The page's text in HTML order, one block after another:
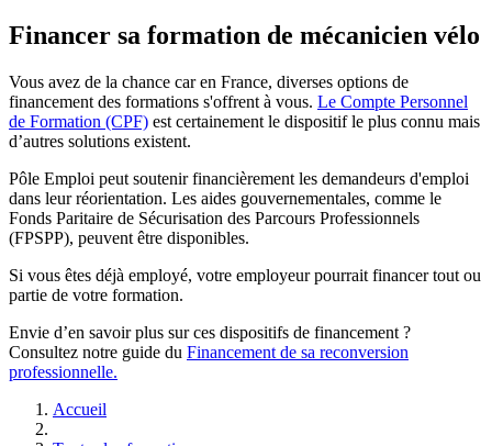
Financer sa formation de mécanicien vélo
Vous avez de la chance car en France, diverses options de
financement des formations s'offrent à vous. Le Compte Personnel
de Formation (CPF) est certainement le dispositif le plus connu mais
d’autres solutions existent.
Pôle Emploi peut soutenir financièrement les demandeurs d'emploi
dans leur réorientation. Les aides gouvernementales, comme le
Fonds Paritaire de Sécurisation des Parcours Professionnels
(FPSPP), peuvent être disponibles.
Si vous êtes déjà employé, votre employeur pourrait financer tout ou
partie de votre formation.
Envie d’en savoir plus sur ces dispositifs de financement ?
Consultez notre guide du Financement de sa reconversion
professionnelle.
Accueil